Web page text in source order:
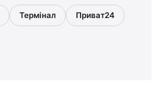
Термінал Приват24